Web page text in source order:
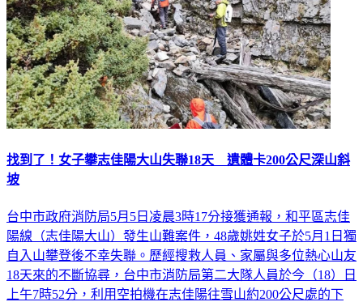
找到了！女子攀志佳陽大山失聯18天 遺體卡200公尺深山斜
坡
台中市政府消防局5月5日凌晨3時17分接獲通報，和平區志佳
陽線（志佳陽大山）發生山難案件，48歲姚姓女子於5月1日獨
自入山攀登後不幸失聯。歷經搜救人員、家屬與多位熱心山友
18天來的不斷協尋，台中市消防局第二大隊人員於今（18）日
上午7時52分，利用空拍機在志佳陽往雪山約200公尺處的下